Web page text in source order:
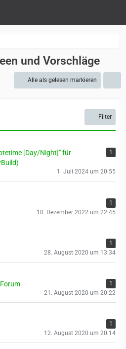
und Vorschläge
Alle als gelesen markieren
Filter
[Day/Night]" für
1
1. Juli 2024 um 20:55
1
10. Dezember 2022 um 22:45
1
28. August 2020 um 13:34
1
21. August 2020 um 20:22
1
12. August 2020 um 20:14